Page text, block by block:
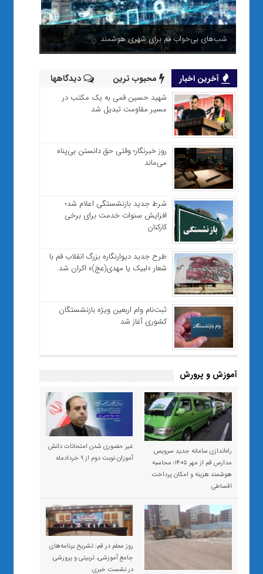
شب‌های بی‌خواب قم برای شهری هوشمند
آخرین اخبار محبوب ترین دیدگاهها
شهید حسین قمی به یک مکتب در
مسیر مقاومت تبدیل شد
روز خبرنگار؛ وقتی حق دانستن بی‌پناه
می‌ماند
شرط جدید بازنشستگی اعلام شد؛
افزایش سنوات خدمت برای برخی
کارکنان
طرح جدید دیوارنگاره بزرگ انقلاب قم با
شعار «لبیک یا مهدی(عج)» اکران شد.
ثبت‌نام وام اربعین ویژه بازنشستگان
کشوری آغاز شد
آموزش و پرورش
راه‌اندازی سامانه جدید سرویس
مدارس قم از مهر ۱۴۰۵؛ محاسبه
هوشمند هزینه و امکان پرداخت
اقساطی
غیر حضوری شدن امتحانات دانش
آموزان نوبت دوم از ۹ خردادماه
روز معلم در قم: تشریح برنامه‌های
جامع آموزشی، تربیتی و پرورشی
در نشست خبری